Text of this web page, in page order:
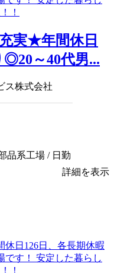
実★年間休日
◎20～40代男...
ス株式会社
品系工場 / 日勤
詳細を表示